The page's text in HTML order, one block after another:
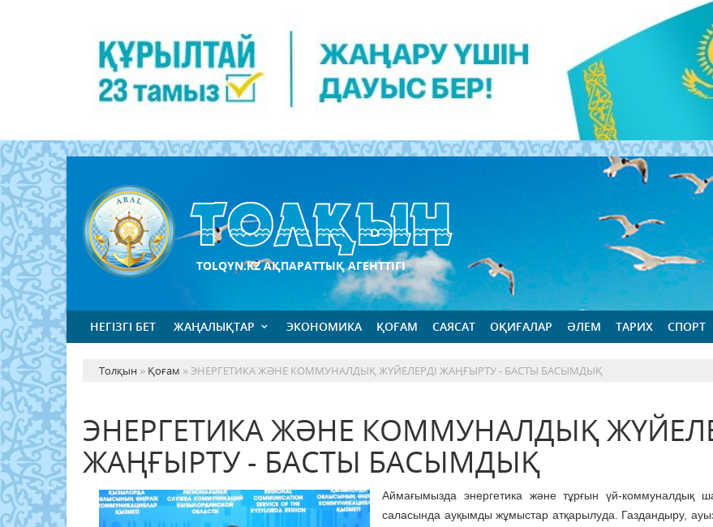
TOLQYN.KZ АҚПАРАТТЫҚ АГЕНТТІГІ
НЕГІЗГІ БЕТ ЖАҢАЛЫҚТАР ЭКОНОМИКА ҚОҒАМ САЯСАТ ОҚИҒАЛАР ӘЛЕМ ТАРИХ СПОРТ
Толқын » Қоғам » ЭНЕРГЕТИКА ЖӘНЕ КОММУНАЛДЫҚ ЖҮЙЕЛЕРДІ ЖАҢҒЫРТУ - БАСТЫ БАСЫМДЫҚ
ЭНЕРГЕТИКА ЖӘНЕ КОММУНАЛДЫҚ
ЖАҢҒЫРТУ - БАСТЫ БАСЫМДЫҚ
Аймағымызда энергетика және тұрғын үй-коммуналдық
саласында ауқымды жұмыстар атқарылуда. Газдандыру,